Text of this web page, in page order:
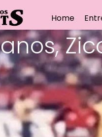
Home